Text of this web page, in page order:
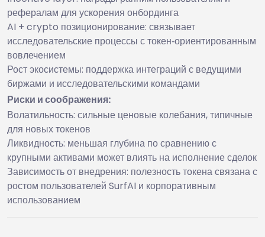
рефералам для ускорения онбординга
AI + crypto позиционирование: связывает
исследовательские процессы с токен‑ориентированным
вовлечением
Рост экосистемы: поддержка интеграций с ведущими
биржами и исследовательскими командами
Риски и соображения:
Волатильность: сильные ценовые колебания, типичные
для новых токенов
Ликвидность: меньшая глубина по сравнению с
крупными активами может влиять на исполнение сделок
Зависимость от внедрения: полезность токена связана с
ростом пользователей SurfAI и корпоративным
использованием